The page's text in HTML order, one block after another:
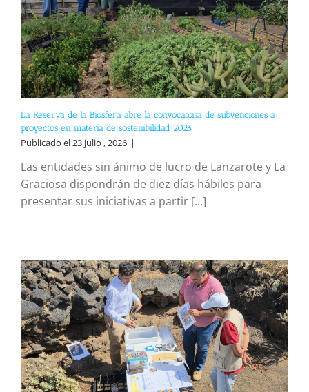
La Reserva de la Biosfera abre la convocatoria de subvenciones a
proyectos en materia de sostenibilidad 2026
Publicado el 23 julio , 2026 |
Las entidades sin ánimo de lucro de Lanzarote y La
Graciosa dispondrán de diez días hábiles para
presentar sus iniciativas a partir [...]